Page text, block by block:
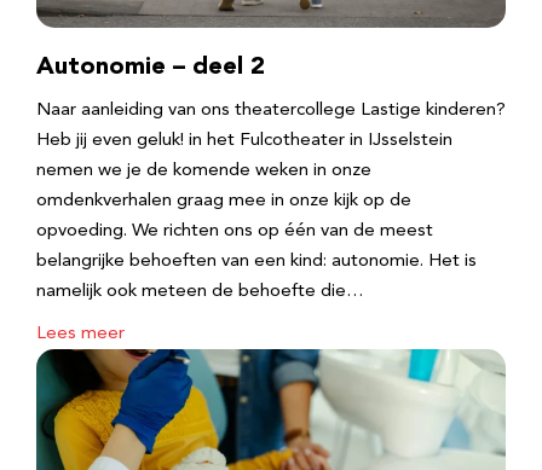
Autonomie – deel 2
Naar aanleiding van ons theatercollege Lastige kinderen?
Heb jij even geluk! in het Fulcotheater in IJsselstein
nemen we je de komende weken in onze
omdenkverhalen graag mee in onze kijk op de
opvoeding. We richten ons op één van de meest
belangrijke behoeften van een kind: autonomie. Het is
namelijk ook meteen de behoefte die…
Lees meer